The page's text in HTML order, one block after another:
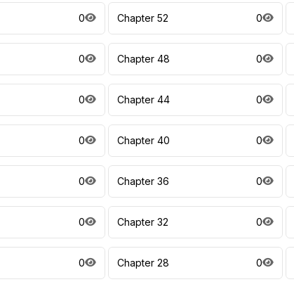
0 Chapter 52 0
0 Chapter 48 0
0 Chapter 44 0
0 Chapter 40 0
0 Chapter 36 0
0 Chapter 32 0
0 Chapter 28 0